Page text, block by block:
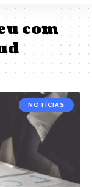
com
NOTÍCIAS